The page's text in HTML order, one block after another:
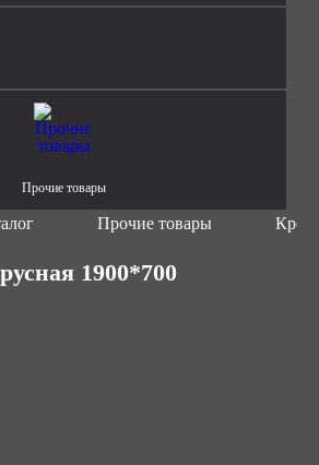
Прочие товары
Прочие товары
1900*700